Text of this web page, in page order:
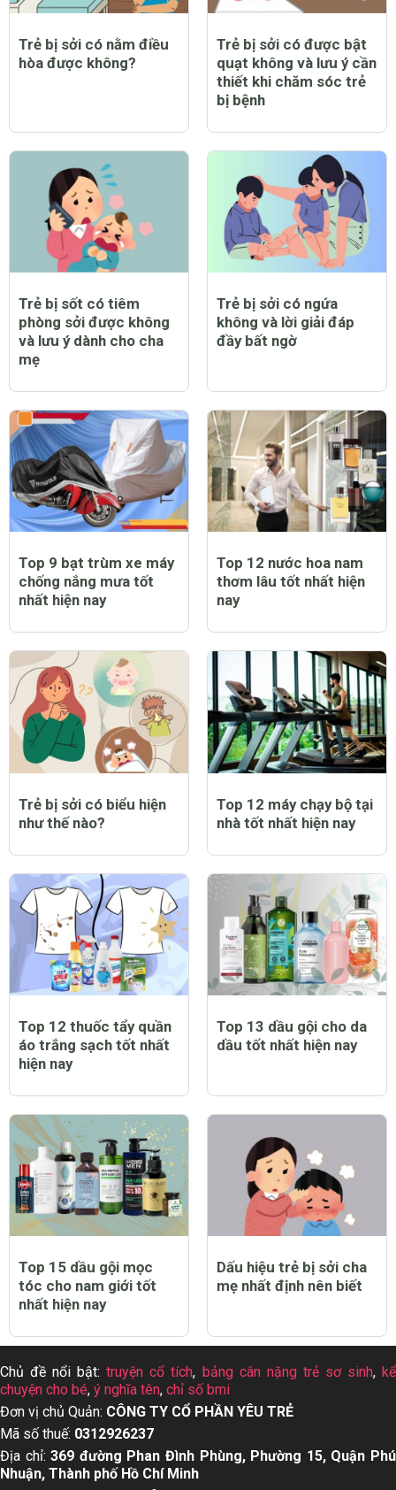
Trẻ bị sởi có nằm điều
hòa được không?
Trẻ bị sởi có được bật
quạt không và lưu ý cần
thiết khi chăm sóc trẻ
bị bệnh
Trẻ bị sốt có tiêm
phòng sởi được không
và lưu ý dành cho cha
mẹ
Trẻ bị sởi có ngứa
không và lời giải đáp
đầy bất ngờ
Top 9 bạt trùm xe máy
chống nắng mưa tốt
nhất hiện nay
Top 12 nước hoa nam
thơm lâu tốt nhất hiện
nay
Trẻ bị sởi có biểu hiện
như thế nào?
Top 12 máy chạy bộ tại
nhà tốt nhất hiện nay
Top 12 thuốc tẩy quần
áo trắng sạch tốt nhất
hiện nay
Top 13 dầu gội cho da
dầu tốt nhất hiện nay
Top 15 dầu gội mọc
tóc cho nam giới tốt
nhất hiện nay
Dấu hiệu trẻ bị sởi cha
mẹ nhất định nên biết
Chủ đề nổi bật:truyện cổ tích, bảng cân nặng trẻ sơ sinh, kể
chuyện cho bé, ý nghĩa tên, chỉ số bmi
Đơn vị chủ Quản: CÔNG TY CỔ PHẦN YÊU TRẺ
Mã số thuế: 0312926237
Địa chỉ:369 đường Phan Đình Phùng, Phường 15, Quận Phú
Nhuận, Thành phố Hồ Chí Minh